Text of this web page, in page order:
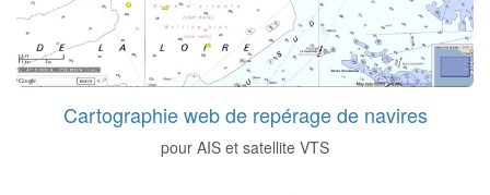
Cartographie web de repérage de navires
pour AIS et satellite VTS